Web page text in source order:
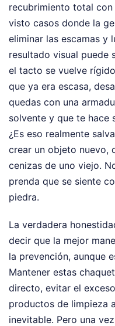
recubrimiento total
visto casos donde la
eliminar las escamas y
resultado visual puede
el tacto se vuelve
que ya era escasa,
quedas con una
solvente y que te hace
¿Es eso realmente
crear un objeto nuevo,
cenizas de uno viejo.
prenda que se siente
piedra.
La verdadera
decir que la mejor
la prevención, aunque
Mantener estas
directo, evitar el
productos de limpieza
inevitable. Pero una